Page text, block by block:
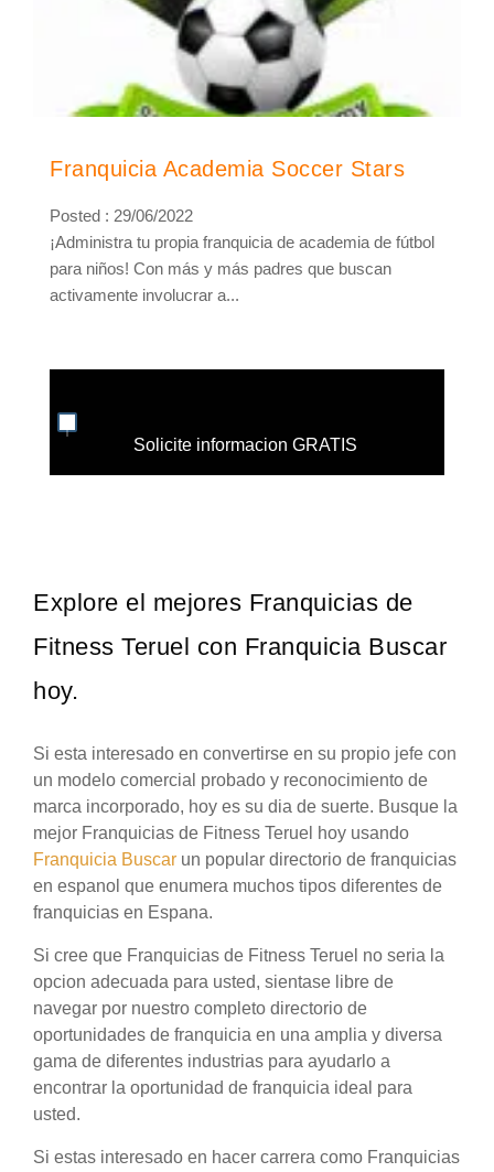
Franquicia Academia Soccer Stars
Posted : 29/06/2022
¡Administra tu propia franquicia de academia de fútbol
para niños! Con más y más padres que buscan
activamente involucrar a...
Solicite informacion GRATIS
Explore el mejores Franquicias de
Fitness Teruel con Franquicia Buscar
hoy.
Si esta interesado en convertirse en su propio jefe con
un modelo comercial probado y reconocimiento de
marca incorporado, hoy es su dia de suerte. Busque la
mejor Franquicias de Fitness Teruel hoy usando
Franquicia Buscar un popular directorio de franquicias
en espanol que enumera muchos tipos diferentes de
franquicias en Espana.
Si cree que Franquicias de Fitness Teruel no seria la
opcion adecuada para usted, sientase libre de
navegar por nuestro completo directorio de
oportunidades de franquicia en una amplia y diversa
gama de diferentes industrias para ayudarlo a
encontrar la oportunidad de franquicia ideal para
usted.
Si estas interesado en hacer carrera como Franquicias